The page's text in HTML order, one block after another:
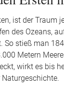
ist der
des Ozeans,
So stieß man
Metern
wirkt es bis